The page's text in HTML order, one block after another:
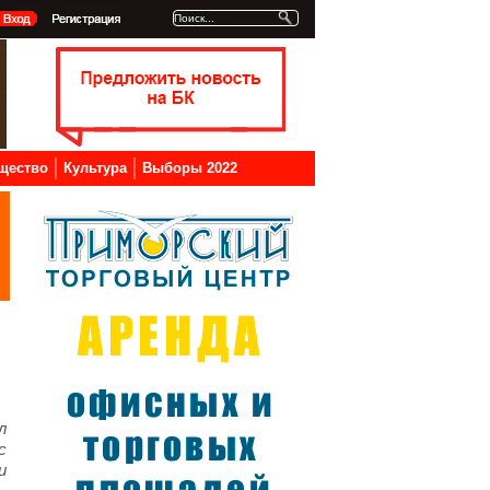
Культура Выборы 2022